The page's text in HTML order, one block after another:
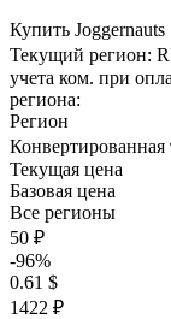
Купить Joggernauts
Текущий регион:
учета ком. при
региона:
Регион
Конвертированная
Текущая цена
Базовая цена
Все регионы
50 ₽
-96%
0.61 $
1422 ₽